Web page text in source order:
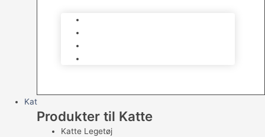
Kat
Produkter til Katte
Katte Legetøj